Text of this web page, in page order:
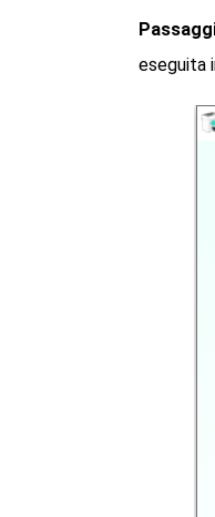
eseguita